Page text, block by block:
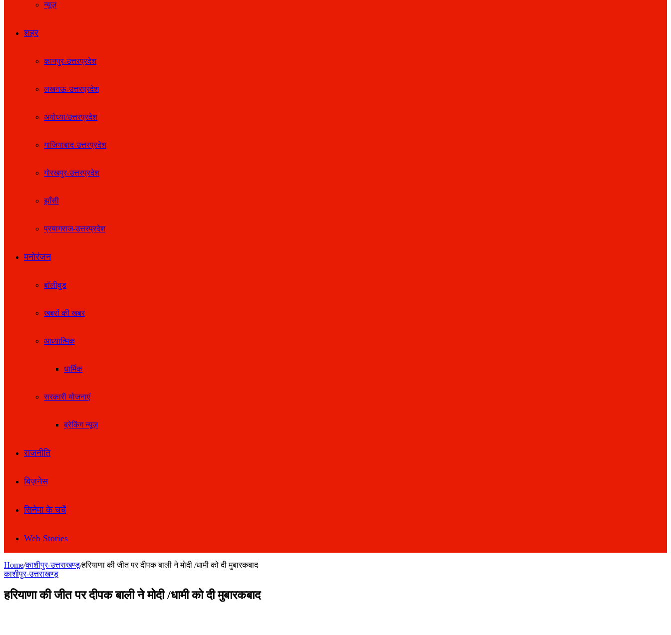
न्यूज़
शहर
कानपुर-उत्तरप्रदेश
लखनऊ-उत्तरप्रदेश
अयोध्या/उत्तरप्रदेश
गाजियाबाद-उत्तरप्रदेश
गोरखपुर-उत्तरप्रदेश
झाँसी
प्रयागराज-उत्तरप्रदेश
मनोरंजन
बॉलीवुड
खबरों की खबर
आध्यात्मिक
धार्मिक
सरकारी योजनाएं
ब्रेकिंग न्यूज़
राजनीति
बिज़नेस
सिनेमा के चर्चे
Web Stories
Home/काशीपुर-उत्तराखण्ड़/हरियाणा की जीत पर दीपक बाली ने मोदी /धामी को दी मुबारकबाद
काशीपुर-उत्तराखण्ड़
हरियाणा की जीत पर दीपक बाली ने मोदी /धामी को दी मुबारकबाद